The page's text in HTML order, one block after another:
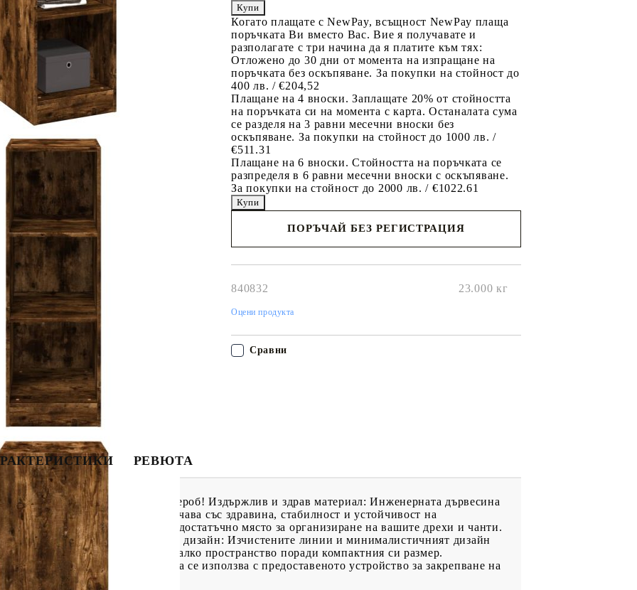
Когато плащате с NewPay, всъщност NewPay плаща
поръчката Ви вместо Вас. Вие я получавате и
разполагате с три начина да я платите към тях:
Отложено до 30 дни от момента на изпращане на
поръчката без оскъпяване. За покупки на стойност до
400 лв. / €204,52
Плащане на 4 вноски. Заплащате 20% от стойността
на поръчката си на момента с карта. Останалата сума
се разделя на 3 равни месечни вноски без
оскъпяване. За покупки на стойност до 1000 лв. /
€511.31
Плащане на 6 вноски. Стойността на поръчката се
разпределя в 6 равни месечни вноски с оскъпяване.
За покупки на стойност до 2000 лв. / €1022.61
ПОРЪЧАЙ БЕЗ РЕГИСТРАЦИЯ
840832 23.000 кг
Оцени продукта
Сравни
РЕВЮТА
тоалета си лесно с този гардероб! Издържлив и здрав материал: Инженерната дървесина
повърхност и също така се отличава със здравина, стабилност и устойчивост на
Органайзерът гардероб има достатъчно място за организиране на вашите дрехи и чанти.
дрехи.Стилен и компактен дизайн: Изчистените линии и минималистичният дизайн
стая и също така е идеален за малко пространство поради компактния си размер.
този продукт трябва да се използва с предоставеното устройство за закрепване на